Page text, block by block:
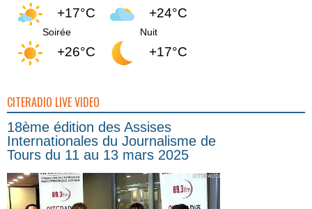
+17°C +24°C
Soirée
+26°C
Nuit
+17°C
CITERADIO LIVE VIDEO
18ème édition des Assises
Internationales du Journalisme de
Tours du 11 au 13 mars 2025